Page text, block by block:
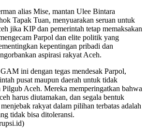
alias Mise, mantan Ulee Bintara
Tapak Tuan, menyuarakan seruan untuk
jika KIP dan pemerintah tetap memaksakan
Parpol dan elite politik yang
kepentingan pribadi dan
aspirasi rakyat Aceh.
ini dengan tegas mendesak Parpol,
pusat maupun daerah untuk tidak
Pilgub Aceh. Mereka memperingatkan bahwa
harus diutamakan, dan segala bentuk
rakyat dalam pilihan terbatas adalah
tidak bisa ditoleransi.